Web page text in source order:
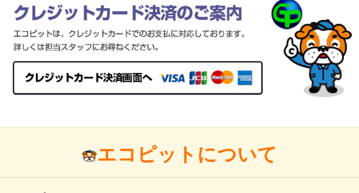
エコピットについて